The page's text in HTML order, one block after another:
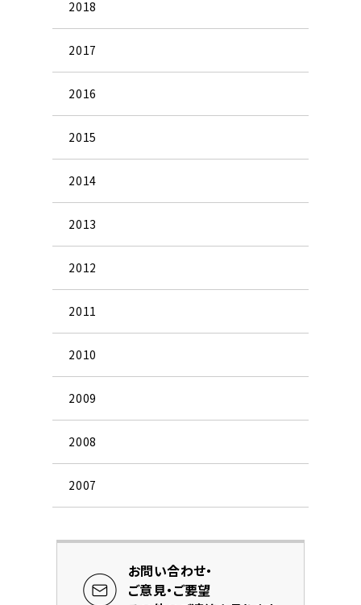
2018
2017
2016
2015
2014
2013
2012
2011
2010
2009
2008
2007
お問い合わせ・
ご意見・ご要望